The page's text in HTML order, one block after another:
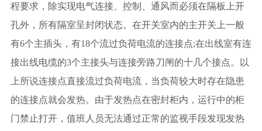
程要求，除实现电气连接、控制、通风而必须在隔板上开
孔外，所有隔室呈封闭状态。在开关室内的主开关上一般
有6个主插头，有18个流过负荷电流的连接点;在出线室有连
接出线电缆的3个主接头与连接旁路刀闸的十几个接点。以
上所说连接点直接流过负荷电流，当负荷较大时存在隐患
的连接点就会发热。由于发热点在密封柜内，运行中的柜
门禁止打开，值班人员无法通过正常的监视手段发现发热